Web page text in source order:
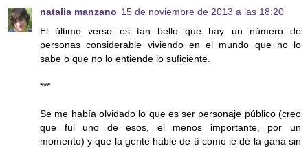
natalia manzano 15 de noviembre de 2013 a las 18:20
El último verso es tan bello que hay un número de
personas considerable viviendo en el mundo que no lo
sabe o que no lo entiende lo suficiente.
***
Se me había olvidado lo que es ser personaje público (creo
que fui uno de esos, el menos importante, por un
momento) y que la gente hable de tí como le dé la gana sin